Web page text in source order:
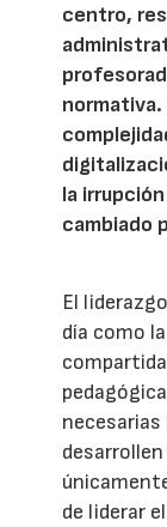
centro,
la
cambiado
El
día como
de liderar